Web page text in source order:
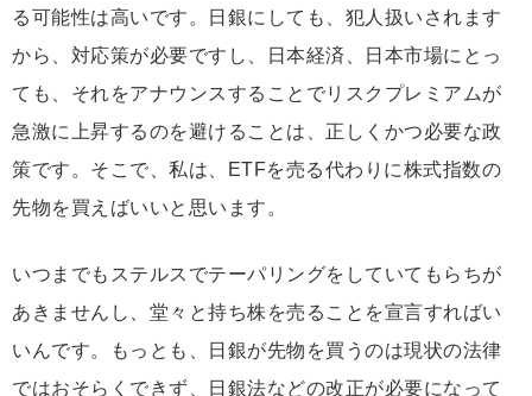
る可能性は高いです。日銀にしても、犯人扱いされます
から、対応策が必要ですし、日本経済、日本市場にとっ
ても、それをアナウンスすることでリスクプレミアムが
急激に上昇するのを避けることは、正しくかつ必要な政
策です。そこで、私は、ETFを売る代わりに株式指数の
先物を買えばいいと思います。
いつまでもステルスでテーパリングをしていてもらちが
あきませんし、堂々と持ち株を売ることを宣言すればい
いんです。もっとも、日銀が先物を買うのは現状の法律
ではおそらくできず、日銀法などの改正が必要になって